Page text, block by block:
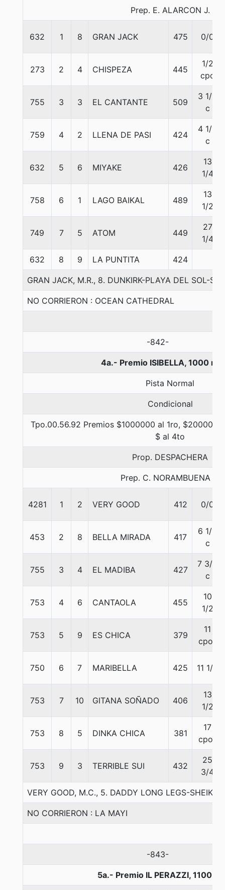
Prep. E. ALARCON J.
632 1 8 GRAN JACK 475 0/0
273 2 4 CHISPEZA 445
1/2
cpo
755 3 3 EL CANTANTE 509
3 1/2
c
759 4 2 LLENA DE PASI 424
4 1/2
c
632 5 6 MIYAKE 426
13
1/4
758 6 1 LAGO BAIKAL 489
13
1/2
749 7 5 ATOM 449
27
1/4
632 8 9 LA PUNTITA 424
GRAN JACK, M.R., 8. DUNKIRK-PLAYA DEL SOL-
NO CORRIERON : OCEAN CATHEDRAL
-842-
4a.- Premio ISIBELLA, 1000
Pista Normal
Condicional
Tpo.00.56.92 Premios $1000000 al 1ro, $200000
$ al 4to
Prop. DESPACHERA
Prep. C. NORAMBUENA B.
4281 1 2 VERY GOOD 412 0/0
453 2 8 BELLA MIRADA 417
6 1/2
c
755 3 4 EL MADIBA 427
7 3/4
c
753 4 6 CANTAOLA 455
10
1/2
753 5 9 ES CHICA 379
11
cpos
750 6 7 MARIBELLA 425 11 1/2
753 7 10 GITANA SOÑADO 406
13
1/2
753 8 5 DINKA CHICA 381
17
cpos
753 9 3 TERRIBLE SUI 432
25
3/4
VERY GOOD, M.C., 5. DADDY LONG LEGS-
NO CORRIERON : LA MAYI
-843-
5a.- Premio IL PERAZZI, 1100